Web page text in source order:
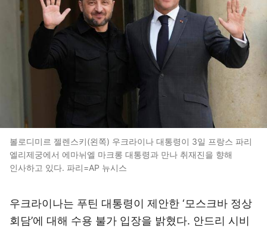
볼로디미르 젤렌스키(왼쪽) 우크라이나 대통령이 3일 프랑스 파리
엘리제궁에서 에마뉘엘 마크롱 대통령과 만나 취재진을 향해
인사하고 있다. 파리=AP 뉴시스
우크라이나는 푸틴 대통령이 제안한 ‘모스크바 정상
회담’에 대해 수용 불가 입장을 밝혔다. 안드리 시비